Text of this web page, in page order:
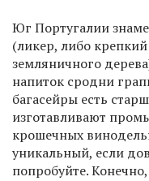
Юг Португалии
(ликер, либо
земляничного
напиток сродни
багасейры есть
изготавливают
крошечных
уникальный, если
попробуйте.